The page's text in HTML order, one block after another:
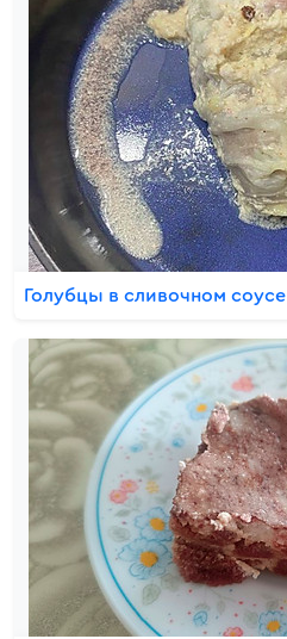
Голубцы в сливочном соусе